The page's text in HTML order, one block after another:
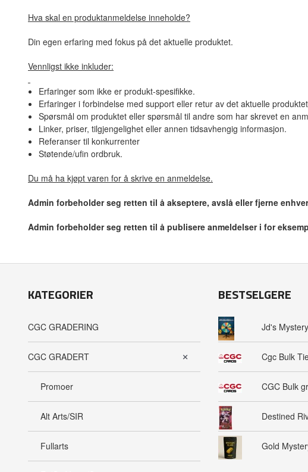
Hva skal en produktanmeldelse inneholde?
Din egen erfaring med fokus på det aktuelle produktet.
Vennligst ikke inkluder:
Erfaringer som ikke er produkt-spesifikke.
Erfaringer i forbindelse med support eller retur av det aktuelle
Spørsmål om produktet eller spørsmål til andre som har skrevet en
Linker, priser, tilgjengelighet eller annen tidsavhengig informasjon.
Referanser til konkurrenter
Støtende/ufin ordbruk.
Du må ha kjøpt varen for å skrive en anmeldelse.
Admin forbeholder seg retten til å akseptere, avslå eller fjerne
Admin forbeholder seg retten til å publisere anmeldelser i for
KATEGORIER
CGC GRADERING
CGC GRADERT
Promoer
Alt Arts/SIR
Fullarts
BESTSELGERE
Jd's
Cgc Bulk
CGC Bulk
Destined
Gold